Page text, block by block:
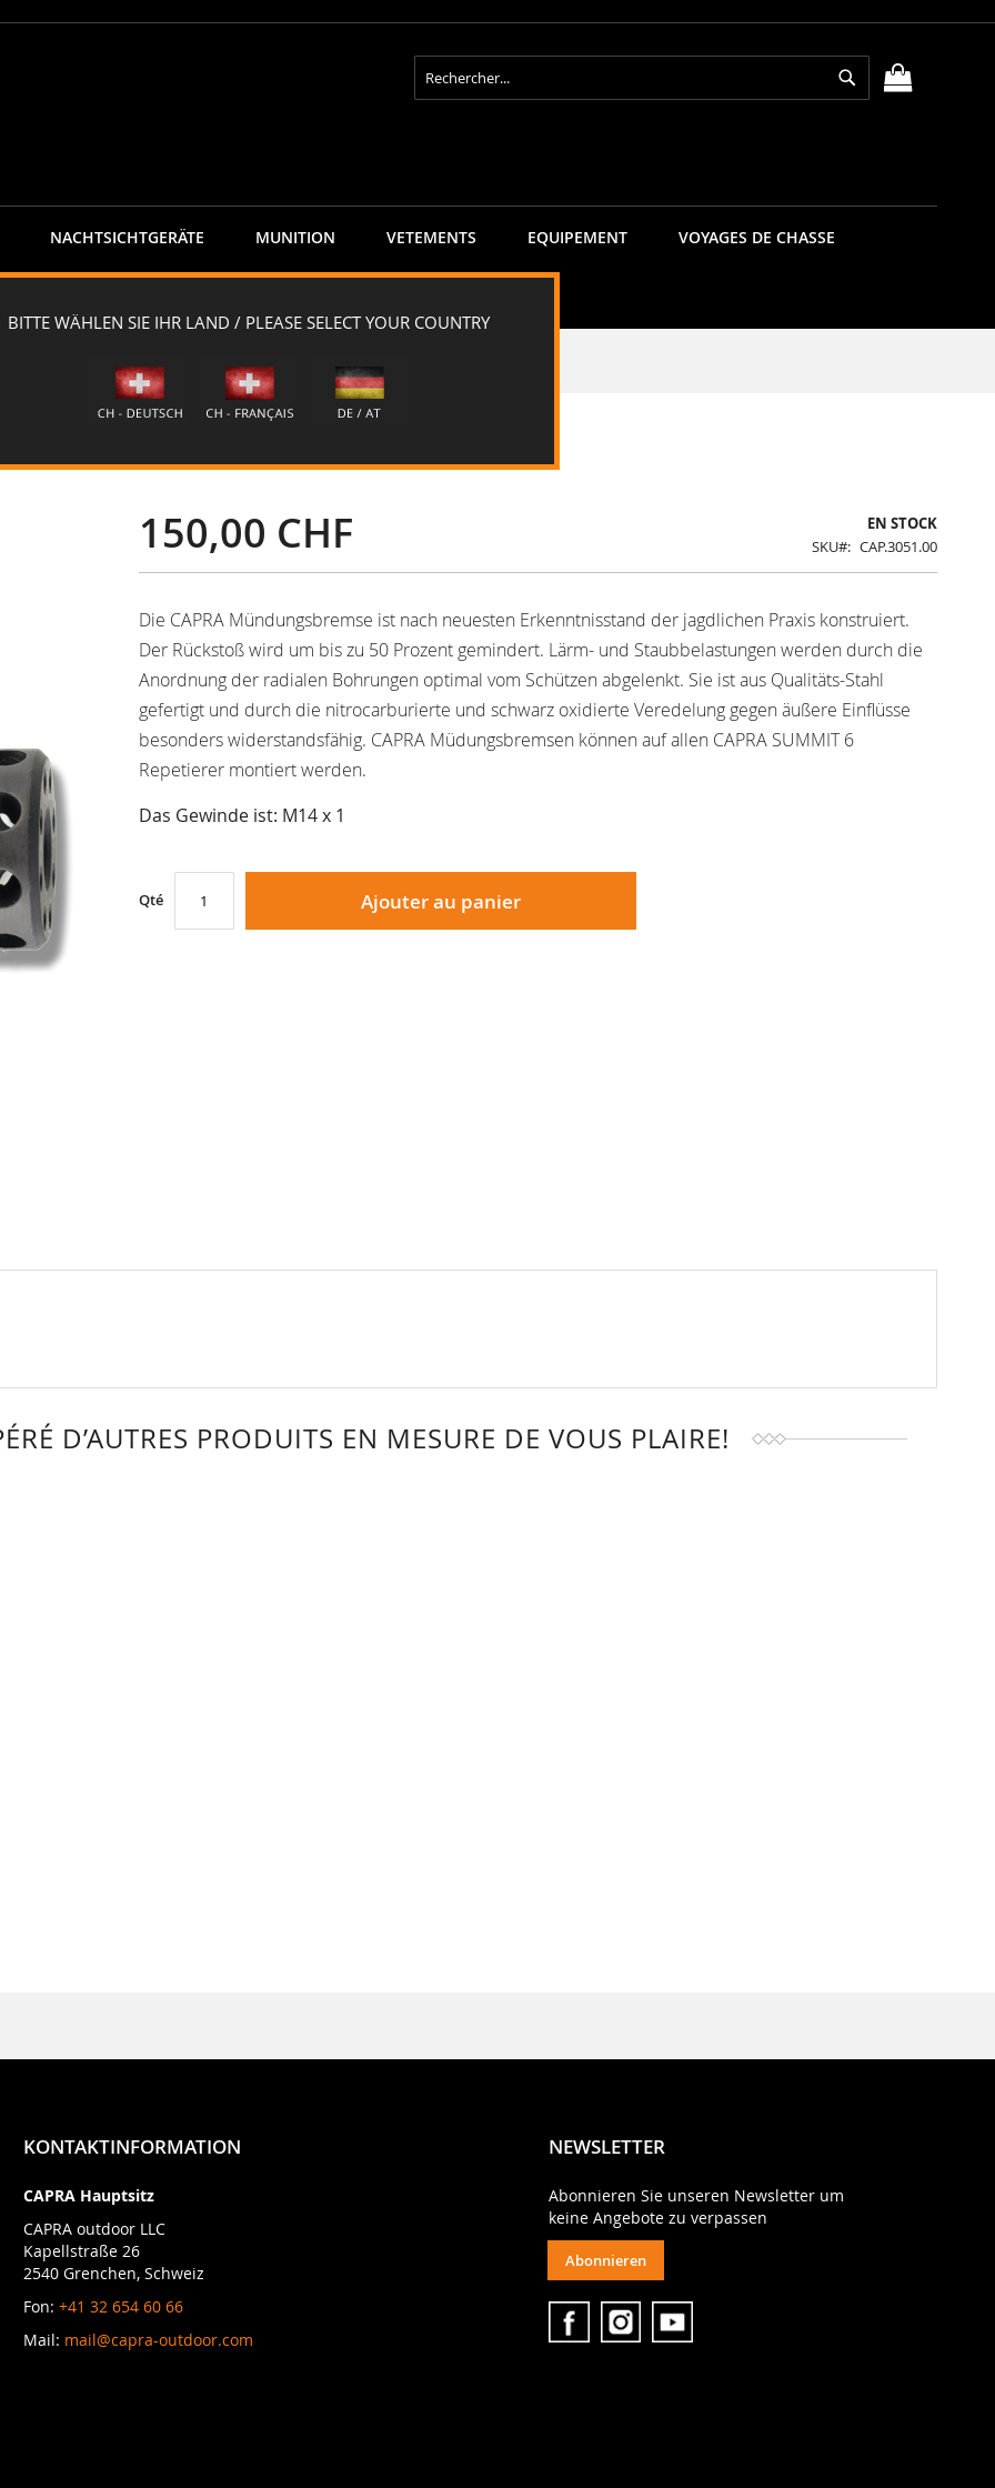
Rechercher
Rechercher
NACHTSICHTGERÄTE MUNITION VETEMENTS EQUIPEMENT VOYAGES DE CHASSE
mm
150,00 CHF
EN STOCK
SKU
CAP.3051.00
Die CAPRA Mündungsbremse ist nach neuesten Erkenntnisstand der jagdlichen Praxis konstruiert.
Der Rückstoß wird um bis zu 50 Prozent gemindert. Lärm- und Staubbelastungen werden durch die
Anordnung der radialen Bohrungen optimal vom Schützen abgelenkt. Sie ist aus Qualitäts-Stahl
gefertigt und durch die nitrocarburierte und schwarz oxidierte Veredelung gegen äußere Einflüsse
besonders widerstandsfähig. CAPRA Müdungsbremsen können auf allen CAPRA SUMMIT 6
Repetierer montiert werden.
Das Gewinde ist: M14 x 1
Qté Ajouter au panier
D’AUTRES PRODUITS EN MESURE DE VOUS PLAIRE!
KONTAKTINFORMATION
CAPRA Hauptsitz
CAPRA outdoor LLC
Kapellstraße 26
2540 Grenchen, Schweiz
Fon: +41 32 654 60 66
Mail: mail@capra-outdoor.com
NEWSLETTER
Abonnieren Sie unseren Newsletter um
keine Angebote zu verpassen
Abonnieren